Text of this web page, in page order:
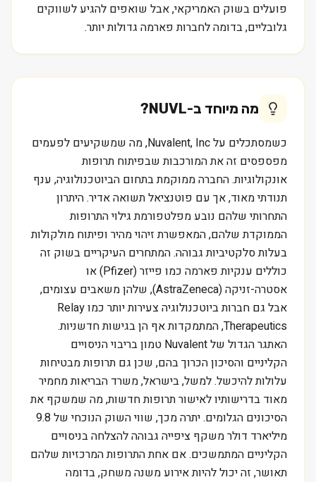
פועלים בשוק האמריקאי, אבל שואפים להגיע לשווקים
גלובליים, בדומה לחברות פארמה גדולות יותר.
מה מיוחד ב-NUVL
?
כשמסתכלים על Nuvalent, Inc, מה שמשקיעים לפעמים
מפספסים זה את המורכבות שבפיתוח תרופות
אונקולוגיות. החברה ממוקמת בתחום הביוטכנולוגיה, ענף
תנודתי מאוד, אך עם פוטנציאל תשואה אדיר. היתרון
התחרותי שלהם נובע מפלטפורמת גילוי התרופות
הממוקדת שלהם, המאפשרת זיהוי מהיר ופיתוח מולקולות
בעלות סלקטיביות גבוהה. המתחרים העיקריים בשוק זה
כוללים ענקיות פארמה כמו פייזר (Pfizer) או
אסטרה-זניקה (AstraZeneca), שלהן משאבים עצומים,
אבל גם חברות ביוטכנולוגיה צעירות יותר כמו Relay
Therapeutics, המתמקדות אף הן בגישות חדשניות.
האתגר הגדול של Nuvalent טמון בריבוי הניסויים
הקליניים והסיכון הכרוך בהם, שכן גם תרופות מבטיחות
עלולות להיכשל. למשל, בישראל, משרד הבריאות מחמיר
מאוד בדרישותיו לאישור תרופות חדשות, מה שמשקף את
הסיכונים הגלומים. יתרה מכך, שווי השוק הנוכחי של 9.8
מיליארד דולר משקף ציפייה גבוהה להצלחה בניסויים
הקליניים המתמשכים. אם אחת התרופות המרכזיות שלהם
תאושר, זה יכול להיות אירוע משנה משחק, בדומה